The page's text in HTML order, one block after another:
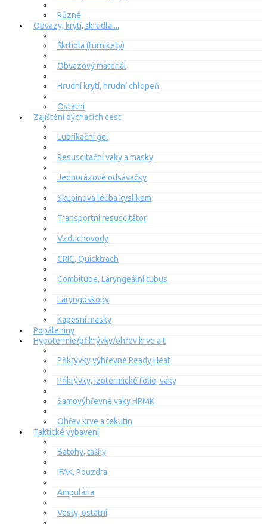
Různé
Obvazy, krytí, škrtidla....
Škrtidla (turnikety)
Obvazový materiál
Hrudní krytí, hrudní chlopeň
Ostatní
Zajištění dýchacích cest
Lubrikační gel
Resuscitační vaky a masky
Jednorázové odsávačky
Skupinová léčba kyslíkem
Transportní resuscitátor
Vzduchovody
CRIC, Quicktrach
Combitube, Laryngeální tubus
Laryngoskopy
Kapesní masky
Popáleniny
Hypotermie/přikrývky/ohřev krve a t
Přikrývky výhřevné Ready Heat
Přikrývky, izotermické fólie, vaky
Samovýhřevné vaky HPMK
Ohřev krve a tekutin
Taktické vybavení
Batohy, tašky
IFAK, Pouzdra
Ampulária
Vesty, ostatní